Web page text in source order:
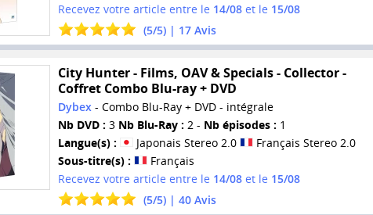
Recevez votre article entre le 14/08et le 15/08
(5/5) | 17Avis
City Hunter - Films, OAV & Specials - Collector -
Coffret Combo Blu-ray + DVD
Dybex- Combo Blu-Ray + DVD - intégrale
Nb DVD : 3 Nb Blu-Ray : 2 - Nb épisodes : 1
Langue(s) :
Japonais Stereo 2.0
Français Stereo 2.0
Sous-titre(s) :
Français
Recevez votre article entre le 14/08et le 15/08
(5/5) | 40Avis